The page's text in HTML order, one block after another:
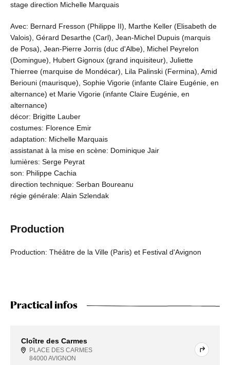
stage direction Michelle Marquais
Avec: Bernard Fresson (Philippe II), Marthe Keller (Elisabeth de
Valois), Gérard Desarthe (Carl), Jean-Michel Dupuis (marquis
de Posa), Jean-Pierre Jorris (duc d'Albe), Michel Peyrelon
(Domingue), Hubert Gignoux (grand inquisiteur), Juliette
Thierree (marquise de Mondécar), Lila Palinski (Fermina), Amid
Beriouni (maurisque), Sophie Vigorie (infante Claire Eugénie, en
alternance) et Marie Vigorie (infante Claire Eugénie, en
alternance)
décor: Brigitte Lauber
costumes: Florence Emir
adaptation: Michelle Marquais
assistanat à la mise en scène: Dominique Jair
lumières: Serge Peyrat
son: Philippe Cachia
direction technique: Serban Boureanu
régie générale: Alain Szlendak
Production
Production: Théâtre de la Ville (Paris) et Festival d'Avignon
Practical infos
Cloître des Carmes
PLACE DES CARMES
84000 AVIGNON